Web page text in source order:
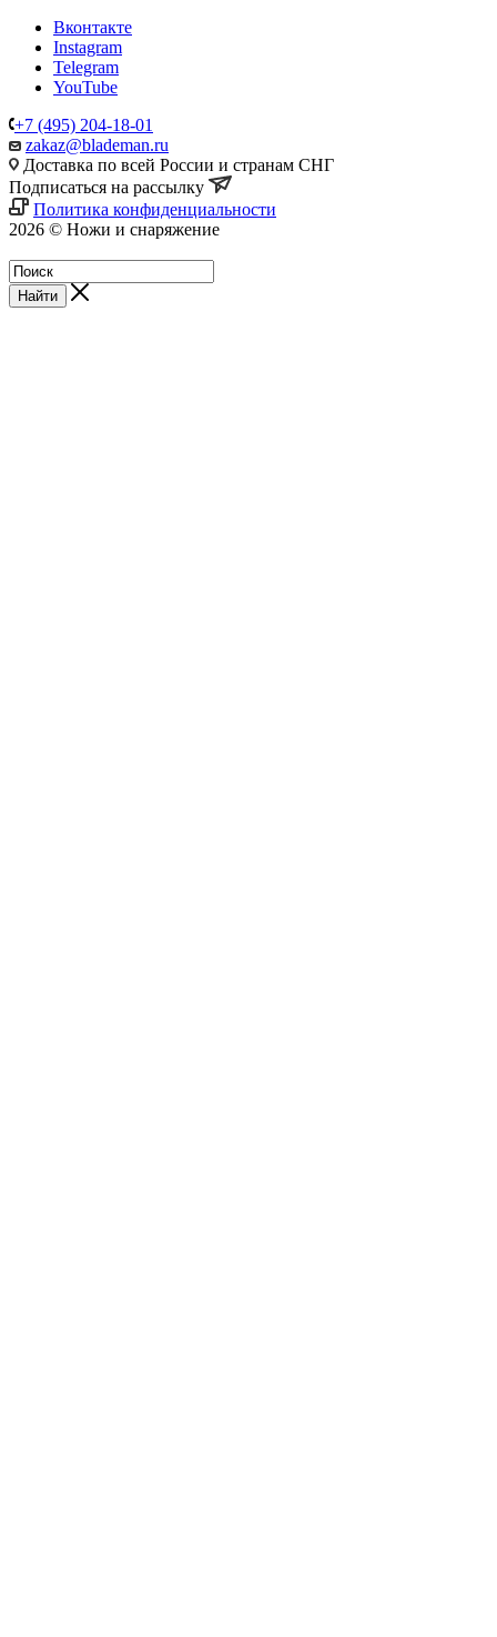
Вконтакте
Instagram
Telegram
YouTube
+7 (495) 204-18-01
zakaz@blademan.ru
Доставка по всей России и странам СНГ
Подписаться на рассылку
Политика конфиденциальности
2026 © Ножи и снаряжение
Найти